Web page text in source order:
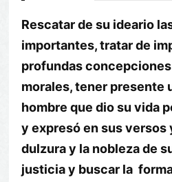
Rescatar de su ideario
importantes, tratar de
profundas
morales, tener presente
hombre que dio su vida
y expresó en sus
dulzura y la nobleza de
justicia y buscar la